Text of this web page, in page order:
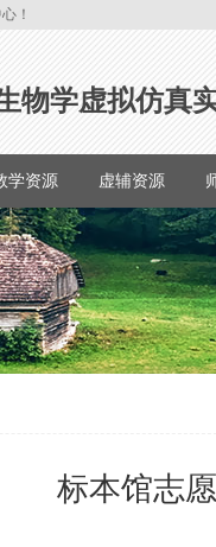
！
物学虚拟仿真
学资源 虚辅资源
标本馆志